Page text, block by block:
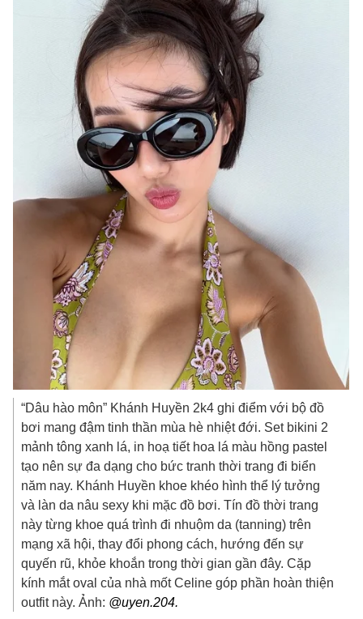
“Dâu hào môn” Khánh Huyền 2k4 ghi điểm với bộ đồ
bơi mang đậm tinh thần mùa hè nhiệt đới. Set bikini 2
mảnh tông xanh lá, in hoạ tiết hoa lá màu hồng pastel
tạo nên sự đa dạng cho bức tranh thời trang đi biển
năm nay. Khánh Huyền khoe khéo hình thể lý tưởng
và làn da nâu sexy khi mặc đồ bơi. Tín đồ thời trang
này từng khoe quá trình đi nhuộm da (tanning) trên
mạng xã hội, thay đổi phong cách, hướng đến sự
quyến rũ, khỏe khoắn trong thời gian gần đây. Cặp
kính mắt oval của nhà mốt Celine góp phần hoàn thiện
outfit này. Ảnh: @uyen.204.